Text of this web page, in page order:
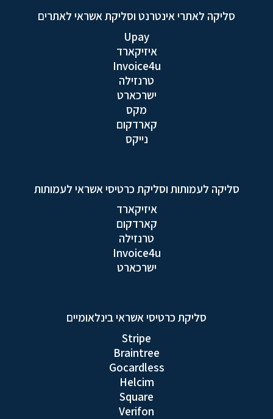
סליקה לאתרי אינטרנט וסליקת אשראי לאתרים
Upay
איזיקארד
Invoice4u
טרנזילה
ישרכארט
מקס
קארדקום
נייקס
סליקה לעמותות וסליקת כרטיסי אשראי לעמותות
איזיקארד
קארדקום
טרנזילה
Invoice4u
ישרכארט
סליקת כרטיסי אשראי בינלאומיים
Stripe
Braintree
Gocardless
Helcim
Square
Verifon